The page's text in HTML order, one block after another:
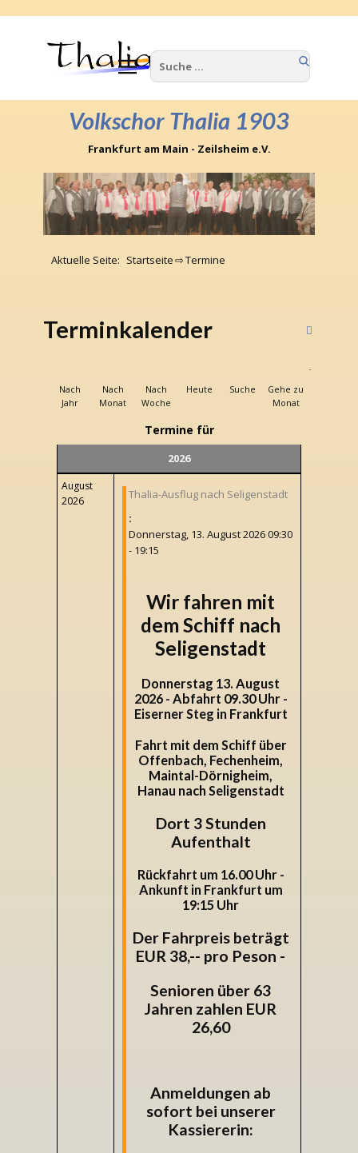
Home
Kontakte
Impressum
Volkschor Thalia 1903
Frankfurt am Main - Zeilsheim e.V.
Aktuelle Seite: Startseite⇨Termine
Terminkalender
Nach
Jahr
Nach
Monat
Nach
Woche
Heute Suche
Gehe zu
Monat
Termine für
2026
August
2026
Thalia-Ausflug nach Seligenstadt
:
Donnerstag, 13. August 2026 09:30
- 19:15
Wir fahren mit
dem Schiff nach
Seligenstadt
Donnerstag 13. August
2026 - Abfahrt 09.30 Uhr -
Eiserner Steg in Frankfurt
Fahrt mit dem Schiff über
Offenbach, Fechenheim,
Maintal-Dörnigheim,
Hanau nach Seligenstadt
Dort 3 Stunden
Aufenthalt
Rückfahrt um 16.00 Uhr -
Ankunft in Frankfurt um
19:15 Uhr
Der Fahrpreis beträgt
EUR 38,-- pro Peson -
Senioren über 63
Jahren zahlen EUR
26,60
Anmeldungen ab
sofort bei unserer
Kassiererin: